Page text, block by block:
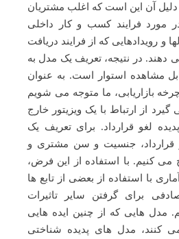
دلیل آن این است که اغلب مشتریان
مورد فرایند کسب و کار داخلی
و رویدادهایی که از فرایند دریافت
در نتیجه، تعریف یک مدل به
مشاهده استوار است. به عنوان
بازاریابی، ما متوجه می شویم
از ارتباط با یک ویزیتور خارج
لغو قرارداد. برای تعریف یک
قرارداد، جنسیت و سن مشتری و
کنیم. با استفاده از این فرض،
با استفاده از بعضی از تابع ها
برای گرفتن سایر تاثیرات
مدل هایی که از چنین ایده هایی
کنند، مدل های پدیده شناختی